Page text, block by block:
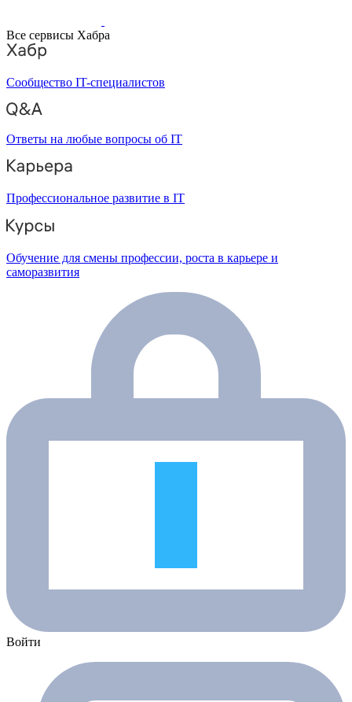
Все сервисы Хабра
Сообщество IT-специалистов
Ответы на любые вопросы об IT
Профессиональное развитие в IT
Обучение для смены профессии, роста в карьере и
саморазвития
Войти